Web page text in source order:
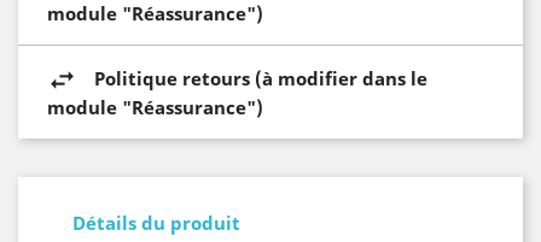
module "Réassurance")
Politique retours (à modifier dans le
module "Réassurance")
Détails du produit